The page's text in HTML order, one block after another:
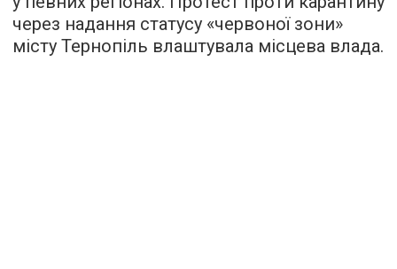
через надання статусу «червоної зони»
місту Тернопіль влаштувала місцева влада.